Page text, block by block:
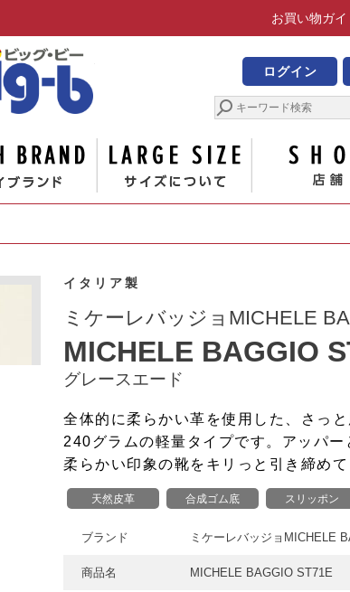
お買い物ガイ
男の大きな靴の専門店
ログイン
ハイブランド サイズについて
イタリア製
ミケーレバッジョMICHELE
MICHELE BAGGIO
グレースエード
全体的に柔らかい革を使用した、さっ
240グラムの軽量タイプです。アッパ
柔らかい印象の靴をキリっと引き締めて
天然皮革 合成ゴム底 スリッポン
ブランド ミケーレバッジョMICHELE
商品名 MICHELE BAGGIO ST71E